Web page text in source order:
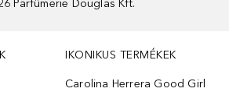
Parfümerie Douglas Kft.
IKONIKUS TERMÉKEK
Carolina Herrera Good Girl